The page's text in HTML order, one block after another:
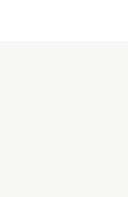
ACCENT SL
ramo de la
los de